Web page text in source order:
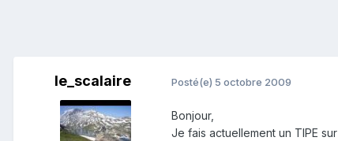
le_scalaire Posté(e) 5 octobre 2009
Bonjour,
Je fais actuellement un TIPE